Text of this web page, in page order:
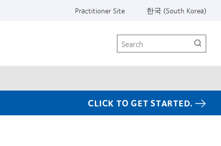
Practitioner Site 한국 (South Korea)
Search
CLICK TO GET STARTED.